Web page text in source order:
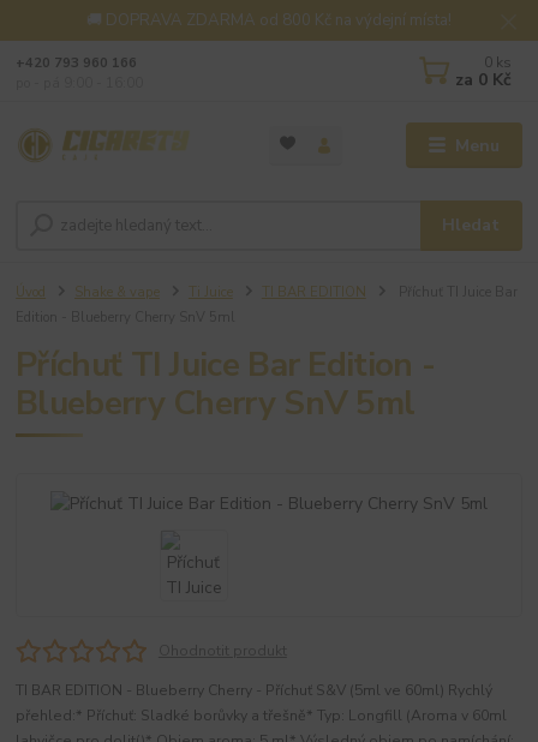
🚚 DOPRAVA ZDARMA od 800 Kč na výdejní místa!
Menu
Hledat
+420 793 960 166
0 ks
za 0 Kč
Úvod Shake & vape Ti Juice TI BAR EDITION
Příchuť TI Juice Bar Edition -
Blueberry Cherry SnV 5ml
TI BAR EDITION - Blueberry Cherry - Příchuť S&V (5ml ve 60ml) Rychlý
přehled:* Příchuť: Sladké borůvky a třešně* Typ: Longfill (Aroma v 60ml